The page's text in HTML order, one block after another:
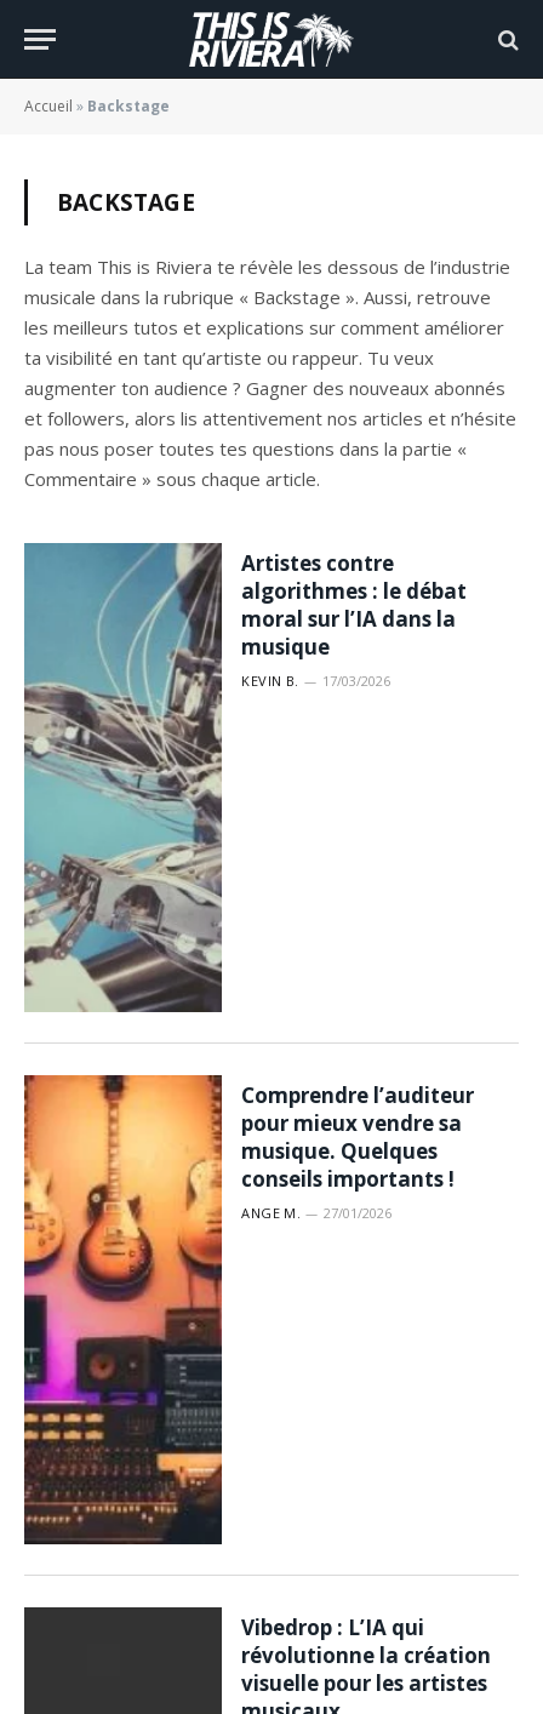
Accueil » Backstage
BACKSTAGE
La team This is Riviera te révèle les dessous de l’industrie
musicale dans la rubrique « Backstage ». Aussi, retrouve
les meilleurs tutos et explications sur comment améliorer
ta visibilité en tant qu’artiste ou rappeur. Tu veux
augmenter ton audience ? Gagner des nouveaux abonnés
et followers, alors lis attentivement nos articles et n’hésite
pas nous poser toutes tes questions dans la partie «
Commentaire » sous chaque article.
Artistes contre
algorithmes : le débat
moral sur l’IA dans la
musique
KEVIN B. 17/03/2026
Comprendre l’auditeur
pour mieux vendre sa
musique. Quelques
conseils importants !
ANGE M. 27/01/2026
Vibedrop : L’IA qui
révolutionne la création
visuelle pour les artistes